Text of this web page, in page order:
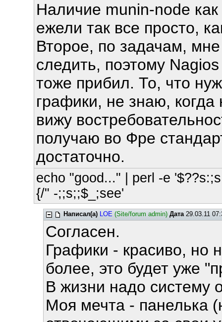
Наличие munin-node
ежели так все просто,
Второе, по задачам,
следить, поэтому
тоже прибил. То, что
графики, не знаю,
вижу
получаю во Фре
достаточно.
echo "good..." | perl -e
{/" -;;s;;$_;see'
Написал(а) LOE (Site/forum admin) Дата29.03.11
Согласен.
Графики - красиво, но
более, это будет уже
В жизни надо систему
Моя мечта - панелька